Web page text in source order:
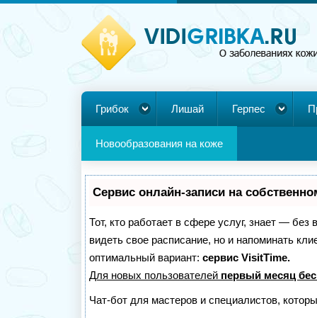
Грибок Лишай Герпес
Новообразования на коже
Сервис онлайн-записи на
Тот, кто работает в сфере услуг, знает —
видеть свое расписание, но и напоминать
оптимальный вариант: сервис VisitTime.
Для новых пользователей первый месяц
Чат-бот для мастеров и специалистов,